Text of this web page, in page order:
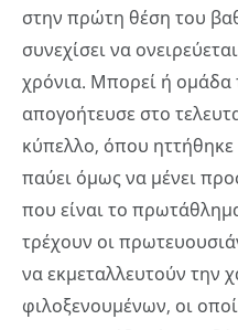
στην πρώτη θέση του
συνεχίσει να
χρόνια. Μπορεί ή ομάδα
απογοήτευσε στο
κύπελλο, όπου
παύει όμως να μένει
που είναι το
τρέχουν οι
να εκμεταλλευτούν την
φιλοξενουμένων, οι